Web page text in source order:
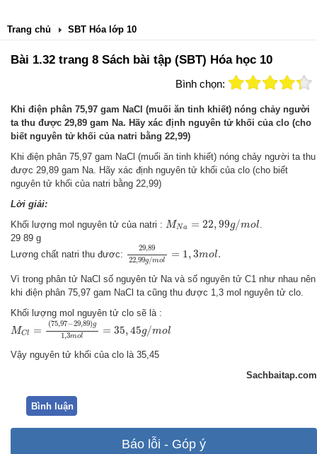
Trang chủ SBT Hóa lớp 10
Bài 1.32 trang 8 Sách bài tập (SBT) Hóa học 10
Bình chọn:
Khi điện phân 75,97 gam NaCl (muối ăn tinh khiết) nóng chảy người
ta thu được 29,89 gam Na. Hãy xác định nguyên tử khối của clo (cho
biết nguyên tử khối của natri bằng 22,99)
Khi điện phân 75,97 gam NaCl (muối ăn tinh khiết) nóng chảy người ta thu
được 29,89 gam Na. Hãy xác định nguyên tử khối của clo (cho biết
nguyên tử khối của natri bằng 22,99)
Lời giải:
Khối lượng mol nguyên tử của natri : MNa = 22,99g/mol
MN 22,99g/m o
.
29 89 g
Lương chất natri thu đươc:
29,89
22,99g/mol
= 1,3mol.
,8922
Vì trong phân tử NaCl số nguyên tử Na và số nguyên tử C1 như nhau nên
khi điện phân 75,97 gam NaCl ta cũng thu được 1,3 mol nguyên tử clo.
Khối lượng mol nguyên tử clo sẽ là :
MCl = (75,97−29,89)g
1,3mol = 35,45g/mol
MCl =(75,97−29,89)g1,3 mo =35, 45
Vậy nguyên tử khối của clo là 35,45
Sachbaitap.com
Bình luận
Báo lỗi - Góp ý